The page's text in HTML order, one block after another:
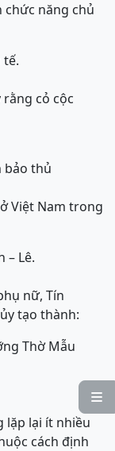

chức năng chủ
tế.
rằng cỏ cộc
bảo thủ
Việt Nam trong
– Lê.
nữ, Tín
tạo thành:
Thờ Mẫu
lặp lại ít nhiều
cách định